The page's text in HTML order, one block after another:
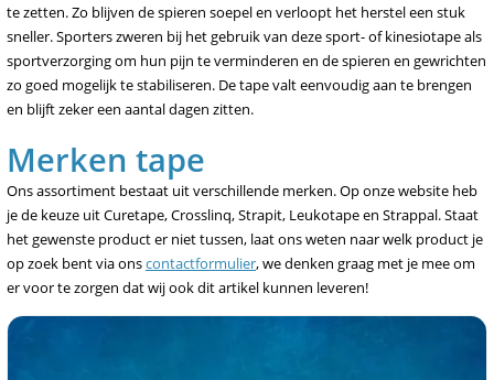
te zetten. Zo blijven de spieren soepel en verloopt het herstel een stuk
sneller. Sporters zweren bij het gebruik van deze sport- of kinesiotape als
sportverzorging om hun pijn te verminderen en de spieren en gewrichten
zo goed mogelijk te stabiliseren. De tape valt eenvoudig aan te brengen
en blijft zeker een aantal dagen zitten.
Merken tape
Ons assortiment bestaat uit verschillende merken. Op onze website heb
je de keuze uit Curetape, Crosslinq, Strapit, Leukotape en Strappal. Staat
het gewenste product er niet tussen, laat ons weten naar welk product je
op zoek bent via onscontactformulier, we denken graag met je mee om
er voor te zorgen dat wij ook dit artikel kunnen leveren!